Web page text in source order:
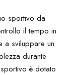
sportivo da
il tempo in
a sviluppare un
durante
è dotato